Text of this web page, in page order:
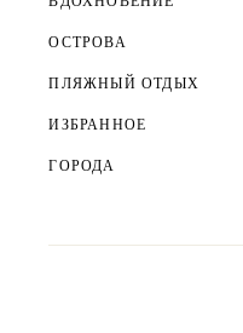
ОСТРОВА
ПЛЯЖНЫЙ ОТДЫХ
ИЗБРАННОЕ
ГОРОДА